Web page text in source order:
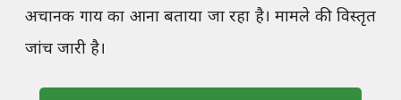
अचानक गाय का आना बताया जा रहा है। मामले की विस्तृत
जांच जारी है।